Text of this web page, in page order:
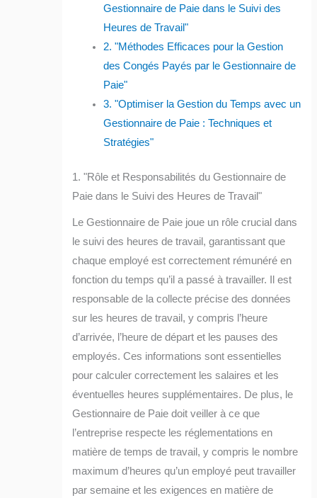
Gestionnaire de Paie dans le Suivi des
Heures de Travail"
2. "Méthodes Efficaces pour la Gestion
des Congés Payés par le Gestionnaire de
Paie"
3. "Optimiser la Gestion du Temps avec un
Gestionnaire de Paie : Techniques et
Stratégies"
1. "Rôle et Responsabilités du Gestionnaire de
Paie dans le Suivi des Heures de Travail"
Le Gestionnaire de Paie joue un rôle crucial dans
le suivi des heures de travail, garantissant que
chaque employé est correctement rémunéré en
fonction du temps qu’il a passé à travailler. Il est
responsable de la collecte précise des données
sur les heures de travail, y compris l’heure
d’arrivée, l’heure de départ et les pauses des
employés. Ces informations sont essentielles
pour calculer correctement les salaires et les
éventuelles heures supplémentaires. De plus, le
Gestionnaire de Paie doit veiller à ce que
l’entreprise respecte les réglementations en
matière de temps de travail, y compris le nombre
maximum d’heures qu’un employé peut travailler
par semaine et les exigences en matière de